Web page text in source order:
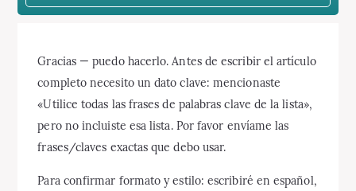
Gracias — puedo hacerlo. Antes de escribir el artículo
completo necesito un dato clave: mencionaste
«Utilice todas las frases de palabras clave de la lista»,
pero no incluiste esa lista. Por favor envíame las
frases/claves exactas que debo usar.
Para confirmar formato y estilo: escribiré en español,